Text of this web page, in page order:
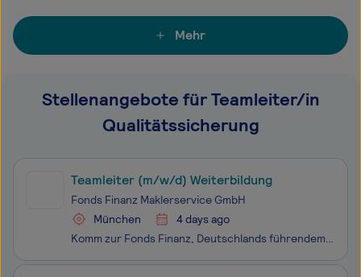
Mehr
Stellenangebote für Teamleiter/in
Qualitätssicherung
Teamleiter (m/w/d) Weiterbildung
Fonds Finanz Maklerservice GmbH
München
4 days ago
Komm zur Fonds Finanz, Deutschlands führendem Allfinanz-Maklerpool – und erlebe ein motivierendes Arbeitsumfeld mit offener Unternehmenskultur, großen Gestaltungsfreiräumen, spannenden Aufgaben und einem Miteinander auf Augenhöhe!Seit über 25 Jahren ist die Fonds Finanz Bindeglied zwischen freien Ve